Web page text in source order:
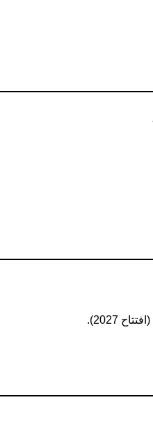
(افتتاح 2027).